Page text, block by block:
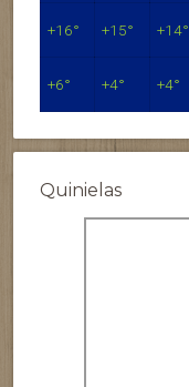
+16° +15° +14°
+6° +4° +4°
Quinielas